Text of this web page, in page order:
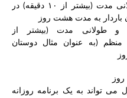
– نزدیک (کمتر از طول بازو) و طولانی مدت (بیشتر از ۱۰ دقیقه) در
به مدت هشت روز
و طولانی مدت (بیشتر از
منظم (به عنوان مثال دوستان
می تواند به یک برنامه روزانه